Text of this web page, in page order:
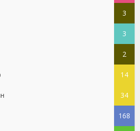
3
3
2
14
34
168